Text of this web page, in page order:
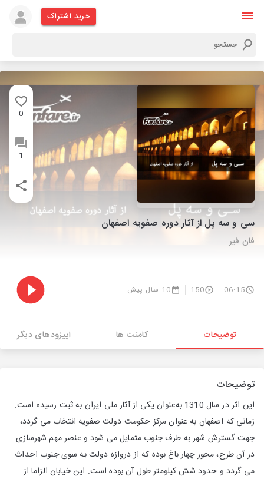
خرید اشتراک
0
1
سی و سه پل از آثار دوره صفویه اصفهان
فان فیر
06:15
150 10 سال پیش
توضیحات کامنت ها اپیزودهای دیگر
توضیحات
این اثر در سال 1310 به‌عنوان یکی از آثار ملی ایران به ثبت رسیده‌ است.
زمانی که اصفهان به عنوان مرکز حکومت دولت صفویه انتخاب می گردد،
جهت گسترش شهر به طرف جنوب متمایل می شود و عنصر مهم شهرسازی
در آن طرح، محور چهار باغ بوده که از دروازه دولت به سوی جنوب احداث
می گردد و حدود شش کیلومتر طول آن بوده است. این خیابان الزاما از